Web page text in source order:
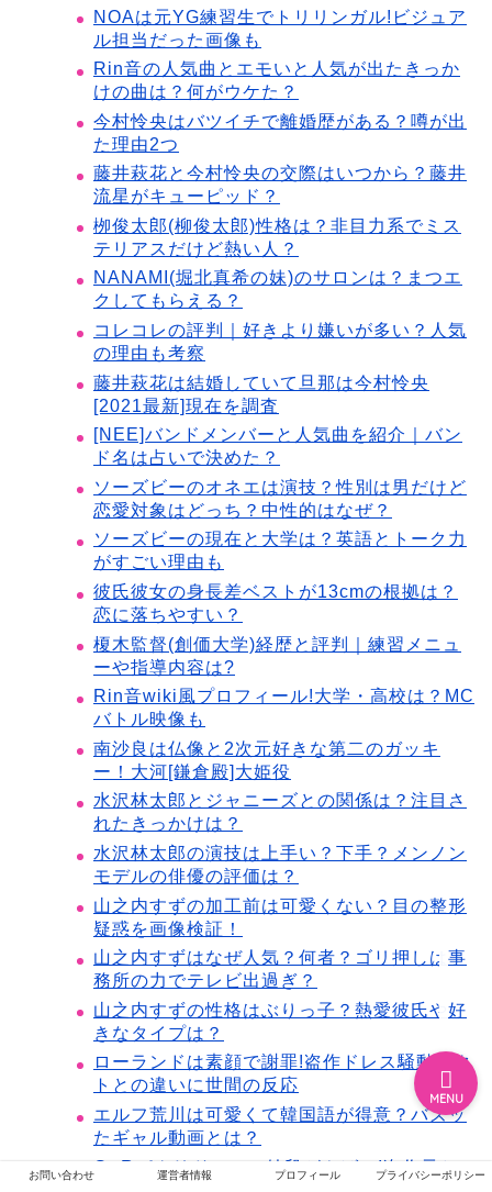
NOAは元YG練習生でトリリンガル!ビジュア
ル担当だった画像も
Rin音の人気曲とエモいと人気が出たきっか
けの曲は？何がウケた？
今村怜央はバツイチで離婚歴がある？噂が出
た理由2つ
藤井萩花と今村怜央の交際はいつから？藤井
流星がキューピッド？
栁俊太郎(柳俊太郎)性格は？非目力系でミス
テリアスだけど熱い人？
NANAMI(堀北真希の妹)のサロンは？まつエ
クしてもらえる？
コレコレの評判｜好きより嫌いが多い？人気
の理由も考察
藤井萩花は結婚していて旦那は今村怜央
[2021最新]現在を調査
[NEE]バンドメンバーと人気曲を紹介｜バン
ド名は占いで決めた？
ソーズビーのオネエは演技？性別は男だけど
恋愛対象はどっち？中性的はなぜ？
ソーズビーの現在と大学は？英語とトーク力
がすごい理由も
彼氏彼女の身長差ベストが13cmの根拠は？
恋に落ちやすい？
榎木監督(創価大学)経歴と評判｜練習メニュ
ーや指導内容は?
Rin音wiki風プロフィール!大学・高校は？MC
バトル映像も
南沙良は仏像と2次元好きな第二のガッキ
ー！大河[鎌倉殿]大姫役
水沢林太郎とジャニーズとの関係は？注目さ
れたきっかけは？
水沢林太郎の演技は上手い？下手？メンノン
モデルの俳優の評価は？
山之内すずの加工前は可愛くない？目の整形
疑惑を画像検証！
山之内すずはなぜ人気？何者？ゴリ押しは事
務所の力でテレビ出過ぎ？
山之内すずの性格はぶりっ子？熱愛彼氏や好
きなタイプは？
ローランドは素顔で謝罪!盗作ドレス騒動ガク
トとの違いに世間の反応
エルフ荒川は可愛くて韓国語が得意？バズッ
たギャル動画とは？
G&Rパクリドレスの値段がやばい!盗作元と
お問い合わせ 運営者情報 プロフィール プライバシーポリシー
MENU
ホーム
エンタメ
ジャニーズ
テレビ・ライブイベント